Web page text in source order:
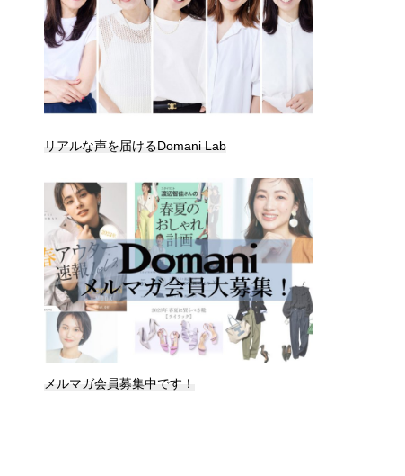
リアルな声を届けるDomani Lab
メルマガ会員募集中です！